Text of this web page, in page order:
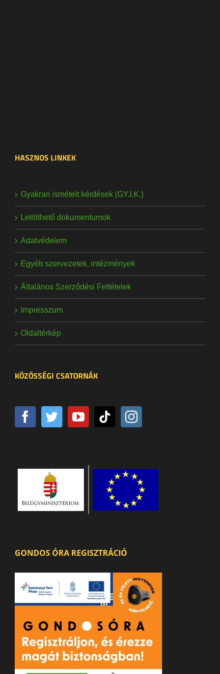
HASZNOS LINKEK
Gyakran ismételt kérdések (GY.I.K.)
Letölthető dokumentumok
Adatvédelem
Egyéb szervezetek, intézmények
Általános Szerződési Feltételek
Impresszum
Oldaltérkép
KÖZÖSSÉGI CSATORNÁK
GONDOS ÓRA REGISZTRÁCIÓ